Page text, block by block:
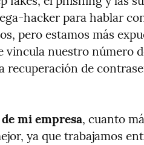
hacker para hablar
pero estamos más
vincula nuestro número
recuperación de
mi empresa, cuanto
ya que trabajamos